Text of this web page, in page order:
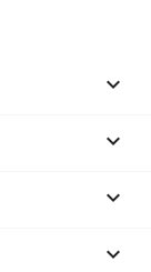



keyboard_arrow_down